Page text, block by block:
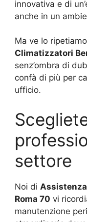
innovativa e di
anche in un
Ma ve lo
Climatizzatori
senz’ombra di
confà di più per
ufficio.
settore
Noi di
Roma 70 vi
manutenzione